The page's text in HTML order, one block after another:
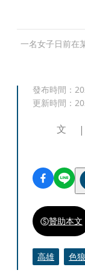
一名女子日前在
發布時間：
更新時間：
文
贊助本文
高雄 色狼